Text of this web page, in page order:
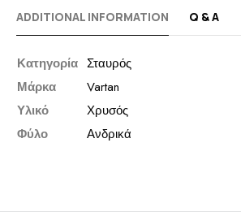
ADDITIONAL INFORMATION Q & A
Κατηγορία Σταυρός
Μάρκα
Vartan
Υλικό
Χρυσός
Φύλο
Ανδρικά